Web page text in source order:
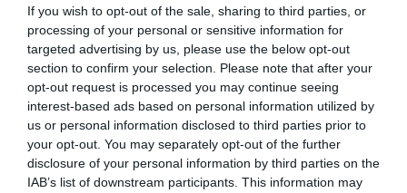
If you wish to opt-out of the sale, sharing to third parties, or
processing of your personal or sensitive information for
targeted advertising by us, please use the below opt-out
section to confirm your selection. Please note that after your
opt-out request is processed you may continue seeing
interest-based ads based on personal information utilized by
us or personal information disclosed to third parties prior to
your opt-out. You may separately opt-out of the further
disclosure of your personal information by third parties on the
IAB’s list of downstream participants. This information may
Ροή ειδήσεων
Λουτράκι: 75χρονος βρέθηκε νεκρός δίπλα σε κάδους –
Είχε βγει να πετάξει τα σκουπίδια
Η Μέση Ανατολή στο «κόκκινο»: Χούθι επιτίθενται, το
Ιράν σκληραίνει το τελεσίγραφο και το Πεντάγωνο
προετοιμάζεται
Ελληνικές τράπεζες: Νέα εποχή με δάνεια, κέρδη και